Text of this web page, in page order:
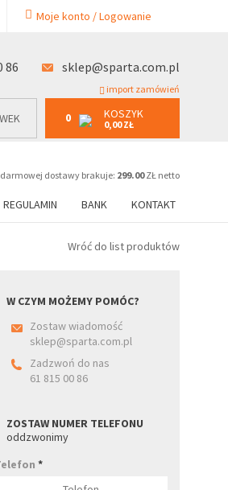
Moje konto / Logowanie
86 sklep@sparta.com.pl
import zamówień
0 KOSZYK
0,00 ZŁ
dostawy brakuje: 299.00ZŁ netto
REGULAMIN BANK KONTAKT
0 KOSZYK
0,00 ZŁ
Wróć do list produktów
W CZYM MOŻEMY POMÓC?
Zostaw wiadomość
sklep@sparta.com.pl
Zadzwoń do nas
61 815 00 86
ZOSTAW NUMER TELEFONU
oddzwonimy
*